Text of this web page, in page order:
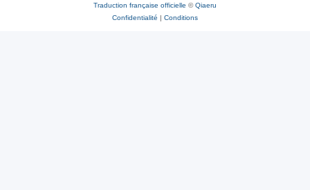
Traduction française officielle ©Qiaeru
Confidentialité | Conditions